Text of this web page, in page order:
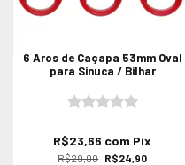
6 Aros de Caçapa 53mm Oval
para Sinuca / Bilhar
R$29,00 R$24,90
R$23,66 com Pix